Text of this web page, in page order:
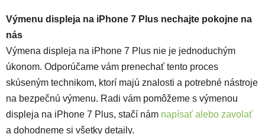
Výmenu displeja na iPhone 7 Plus nechajte pokojne na
nás
Výmena displeja na iPhone 7 Plus nie je jednoduchým
úkonom. Odporúčame vám prenechať tento proces
skúseným technikom, ktorí majú znalosti a potrebné nástroje
na bezpečnú výmenu. Radi vám pomôžeme s výmenou
displeja na iPhone 7 Plus, stačí nám napísať alebo zavolať
a dohodneme si všetky detaily.